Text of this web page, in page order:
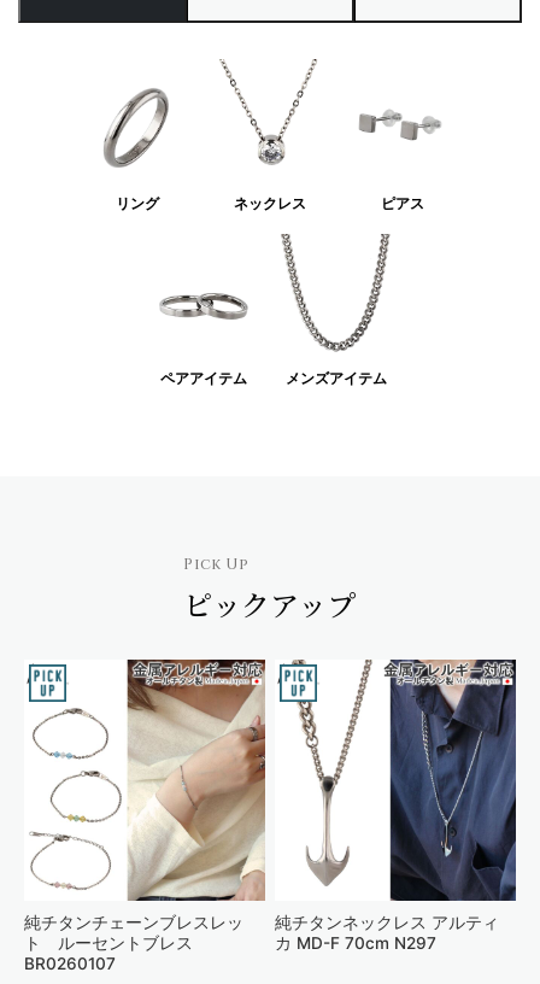
リング ネックレス ピアス
ペアアイテム メンズアイテム
ピックアップ
純チタンチェーンブレスレッ
ト ルーセントブレス
BR0260107
純チタンネックレス アルティ
カ MD-F 70cm N297